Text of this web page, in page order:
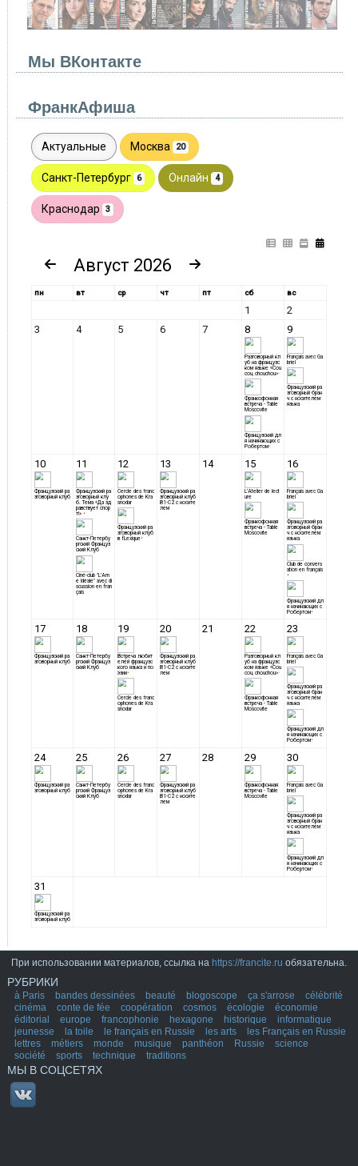
Мы ВКонтакте
ФранкАфиша
При использовании материалов, ссылка на https://francite.ru обязательна.
РУБРИКИ
à Paris bandes dessinées beauté blogoscope ça s'arrose
célébrité
cinéma
conte de fée coopération cosmos écologie
économie
éditorial
europe francophonie hexagone historique
informatique
jeunesse
la toile le français en Russie les arts
les Français en Russie
lettres
métiers monde musique panthéon Russie
science
société
sports technique traditions
МЫ В СОЦСЕТЯХ